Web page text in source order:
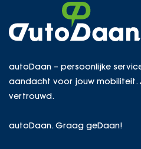
autoDaan – persoonlijke
aandacht voor jouw mobiliteit.
vertrouwd.
autoDaan. Graag geDaan!